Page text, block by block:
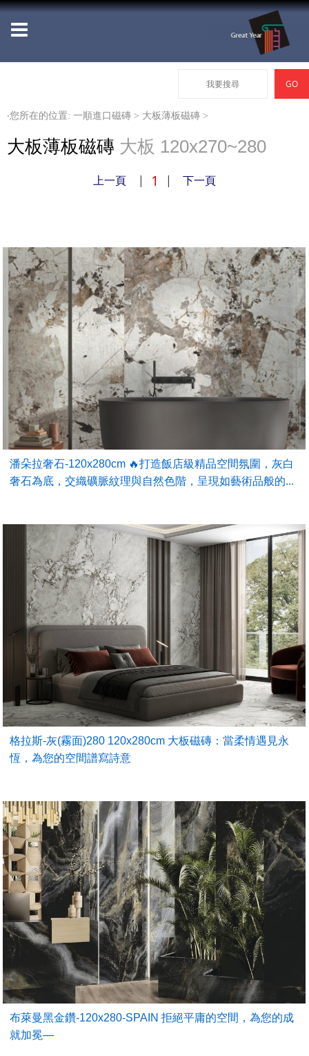
‧您所在的位置: 一順進口磁磚 > 大板薄板磁磚 >
大板薄板磁磚 大板 120x270~280
上一頁 | 1 | 下一頁
潘朵拉奢石-120x280cm 🔥打造飯店級精品空間氛圍，灰白
奢石為底，交織礦脈紋理與自然色階，呈現如藝術品般的...
格拉斯-灰(霧面)280 120x280cm 大板磁磚：當柔情遇見永
恆，為您的空間譜寫詩意
布萊曼黑金鑽-120x280-SPAIN 拒絕平庸的空間，為您的成
就加冕—